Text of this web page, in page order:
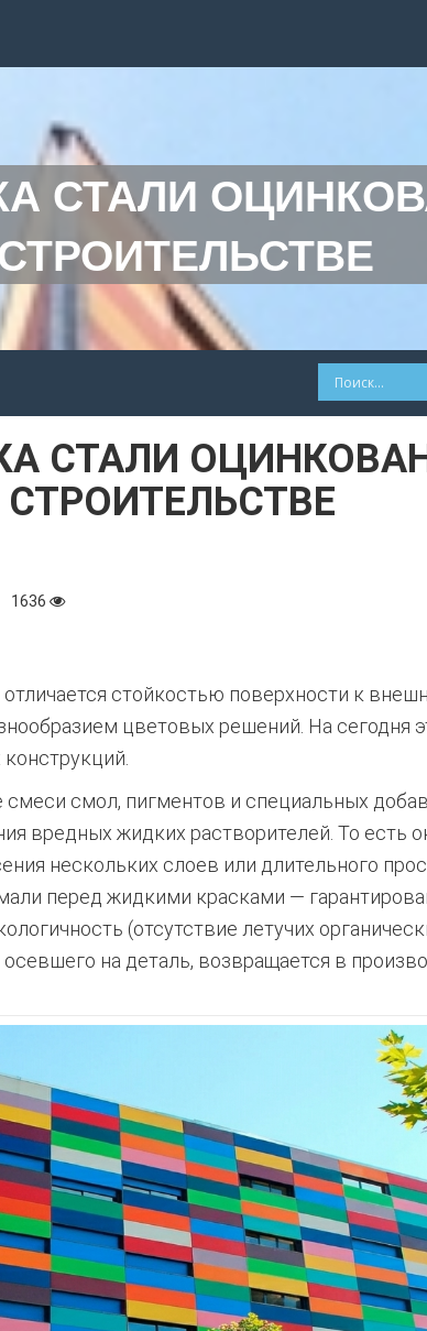
СТАЛИ
СТАЛИ
1636
стойкостью поверхности к
цветовых решений. На сегодня
смол, пигментов и специальных
вредных жидких растворителей. То есть
нескольких слоев или длительного
перед жидкими красками —
(отсутствие летучих
на деталь, возвращается в